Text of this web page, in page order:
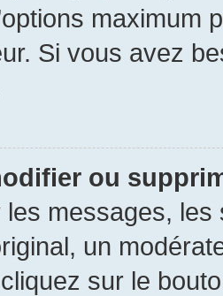
maximum
Si vous avez
ou
les messages,
un
sur le